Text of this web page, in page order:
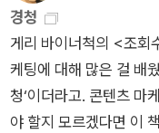
나리오’에서는 가장 많
어 답변했다. 실전에 바
기에 이 책이 현지에서
는데, 책을 읽은 후 2만
폼에서 수익을 늘릴 수
정식 출간본에는 콘텐츠
석 등이 담겨 있다. 그리
돈을 들여 읽은 사람들
면 나만 알고 싶으니까
법칙 #게리바이너척 #
경청
게리 바이너척의 <조회
케팅에 대해 많은 걸 배
청‘이더라고. 콘텐츠 마
야 할지 모르겠다면 이